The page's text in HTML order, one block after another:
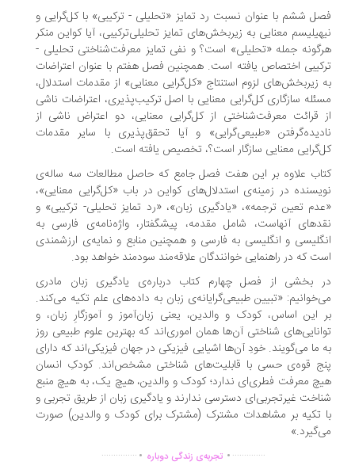
ششم با عنوان نسبت رد تمایز «تحلیلی - ترکیبی» با کل‌گرایی و
معنایی به زیربخش‌های تمایز تحلیلی‌ترکیبی، آیا کواین منکر
جمله «تحلیلی» است؟ و نفی تمایز معرفت‌شناختی تحلیلی -
اختصاص یافته است. همچنین فصل هفتم با عنوان اعتراضات
زیربخش‌های لزوم استنتاج «کل‌گرایی معنایی» از مقدمات استدلال،
سازگاری کل‌گرایی معنایی با اصل ترکیب‌پذیری، اعتراضات ناشی
قرائت معرفت‌شناختی از کل‌گرایی معنایی، دو اعتراض ناشی از
«طبیعی‌گرایی» و آیا تحقق‌پذیری با سایر مقدمات
معنایی سازگار است؟، تخصیص یافته است.
علاوه بر این هفت فصل جامع که حاصل مطالعات سه ساله‌ی
در زمینه‌ی استدلال‌های کواین در باب «کل‌گرایی معنایی»،
تعین ترجمه»، «یادگیری زبان»، «رد تمایز تحلیلی- ترکیبی» و
آنهاست، شامل مقدمه، پیشگفتار، واژه‌نامه‌ی فارسی به
و انگلیسی به فارسی و همچنین منابع و نمایه‌ی ارزشمندی
که در راهنمایی خوانندگان علاقه‌مند سودمند خواهد بود.
بخشی از فصل چهارم کتاب درباره‌ی یادگیری زبان مادری
«تبیین طبیعی‌گرایانه‌ی زبان به داده‌های علم تکیه می‌کند.
این اساس، کودک و والدین، یعنی زبان‌آموز و آموزگارِ زبان، و
شناختی آن‌ها همان اموری‌اند که بهترین علوم طبیعی روز
ما می‌گویند. خودِ آن‌ها اشیایی فیزیکی در جهان فیزیکی‌اند که دارای
قوه‌ی حسی با قابلیت‌های شناختی مشخص‌اند. کودکِ انسان
معرفت فطری‌ای ندارد؛ کودک و والدین، هیچ یک، به هیچ منبع
غیرتجربی‌ای دسترسی ندارند و یادگیری زبان از طریق تجربی و
تکیه بر مشاهدات مشترک (مشترک برای کودک و والدین) صورت
............... .تجربه‌ی زندگی دوباره ...............